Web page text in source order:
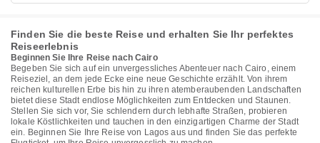
Finden Sie die beste Reise und erhalten Sie Ihr perfektes
Reiseerlebnis
Beginnen Sie Ihre Reise nach Cairo
Begeben Sie sich auf ein unvergessliches Abenteuer nach Cairo, einem
Reiseziel, an dem jede Ecke eine neue Geschichte erzählt. Von ihrem
reichen kulturellen Erbe bis hin zu ihren atemberaubenden Landschaften
bietet diese Stadt endlose Möglichkeiten zum Entdecken und Staunen.
Stellen Sie sich vor, Sie schlendern durch lebhafte Straßen, probieren
lokale Köstlichkeiten und tauchen in den einzigartigen Charme der Stadt
ein. Beginnen Sie Ihre Reise von Lagos aus und finden Sie das perfekte